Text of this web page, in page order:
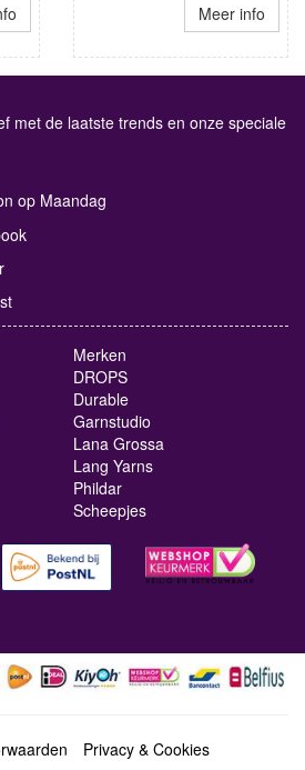
Meer info
met de laatste trends en onze speciale
op Maandag
Merken
DROPS
Durable
Garnstudio
Lana Grossa
Lang Yarns
Phildar
Scheepjes
Privacy & Cookies